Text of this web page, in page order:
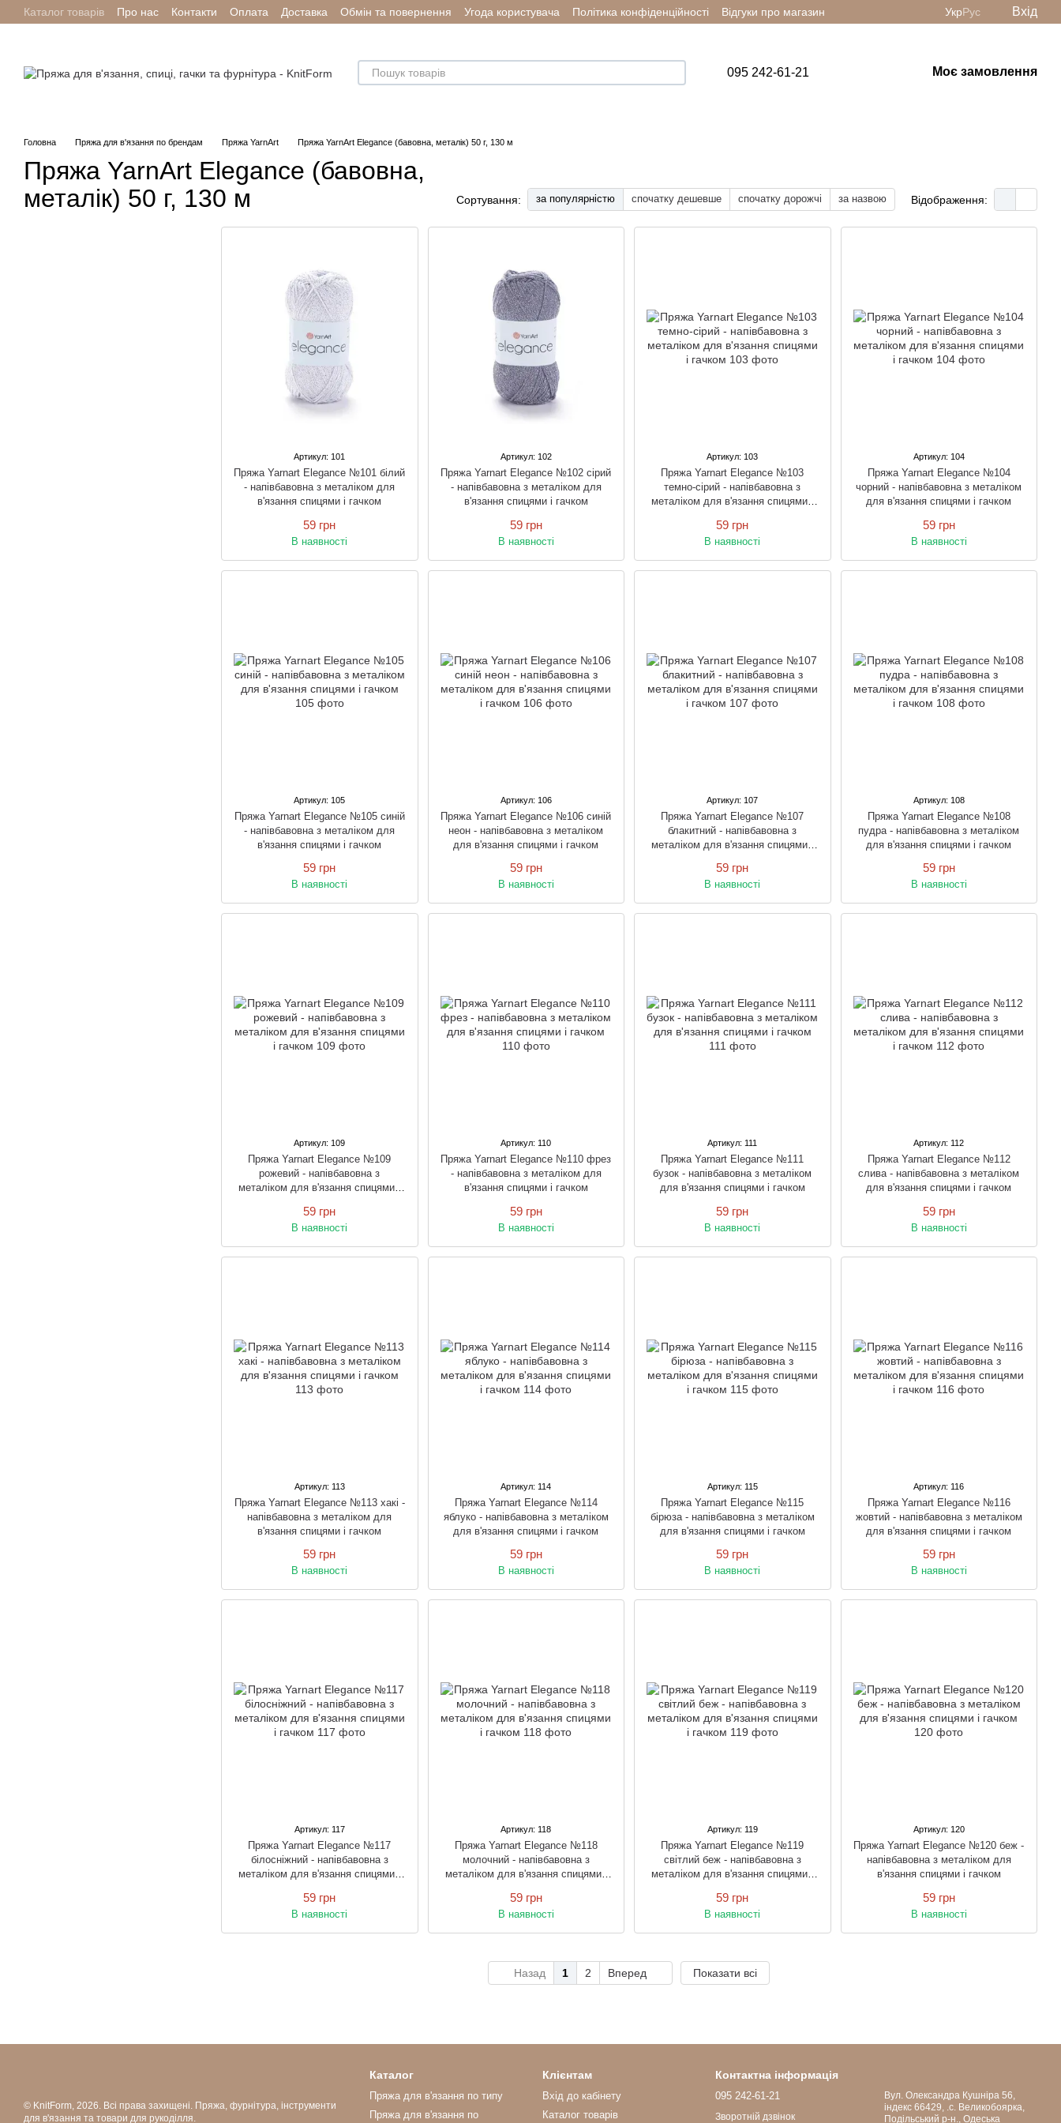
Перейти до основного контенту
Каталог товарів Про нас Контакти Оплата Доставка Обмін та повернення Угода користувача Політика конфіденційності Відгуки про магазин УкрРус Вхід
095 242-61-21 Моє замовлення
Головна Пряжа для в'язання по брендам Пряжа YarnArt Пряжа YarnArt Elegance (бавовна, металік) 50 г, 130 м
Пряжа YarnArt Elegance (бавовна,
металік) 50 г, 130 м
Сортування: за популярністю спочатку дешевше спочатку дорожчі за назвою Відображення:
Артикул: 101
Пряжа Yarnart Elegance №101 білий
- напівбавовна з металіком для
в'язання спицями і гачком
59 грн
В наявності
Артикул: 102
Пряжа Yarnart Elegance №102 сірий
- напівбавовна з металіком для
в'язання спицями і гачком
59 грн
В наявності
Артикул: 103
Пряжа Yarnart Elegance №103
темно-сірий - напівбавовна з
металіком для в'язання спицями і
59 грн
В наявності
Артикул: 104
Пряжа Yarnart Elegance №104
чорний - напівбавовна з металіком
для в'язання спицями і гачком
59 грн
В наявності
Артикул: 105
Пряжа Yarnart Elegance №105 синій
- напівбавовна з металіком для
в'язання спицями і гачком
59 грн
В наявності
Артикул: 106
Пряжа Yarnart Elegance №106 синій
неон - напівбавовна з металіком
для в'язання спицями і гачком
59 грн
В наявності
Артикул: 107
Пряжа Yarnart Elegance №107
блакитний - напівбавовна з
металіком для в'язання спицями і
59 грн
В наявності
Артикул: 108
Пряжа Yarnart Elegance №108
пудра - напівбавовна з металіком
для в'язання спицями і гачком
59 грн
В наявності
Артикул: 109
Пряжа Yarnart Elegance №109
рожевий - напівбавовна з
металіком для в'язання спицями і
59 грн
В наявності
Артикул: 110
Пряжа Yarnart Elegance №110 фрез
- напівбавовна з металіком для
в'язання спицями і гачком
59 грн
В наявності
Артикул: 111
Пряжа Yarnart Elegance №111
бузок - напівбавовна з металіком
для в'язання спицями і гачком
59 грн
В наявності
Артикул: 112
Пряжа Yarnart Elegance №112
слива - напівбавовна з металіком
для в'язання спицями і гачком
59 грн
В наявності
Артикул: 113
Пряжа Yarnart Elegance №113 хакі -
напівбавовна з металіком для
в'язання спицями і гачком
59 грн
В наявності
Артикул: 114
Пряжа Yarnart Elegance №114
яблуко - напівбавовна з металіком
для в'язання спицями і гачком
59 грн
В наявності
Артикул: 115
Пряжа Yarnart Elegance №115
бірюза - напівбавовна з металіком
для в'язання спицями і гачком
59 грн
В наявності
Артикул: 116
Пряжа Yarnart Elegance №116
жовтий - напівбавовна з металіком
для в'язання спицями і гачком
59 грн
В наявності
Артикул: 117
Пряжа Yarnart Elegance №117
білосніжний - напівбавовна з
металіком для в'язання спицями і
59 грн
В наявності
Артикул: 118
Пряжа Yarnart Elegance №118
молочний - напівбавовна з
металіком для в'язання спицями і
59 грн
В наявності
Артикул: 119
Пряжа Yarnart Elegance №119
світлий беж - напівбавовна з
металіком для в'язання спицями і
59 грн
В наявності
Артикул: 120
Пряжа Yarnart Elegance №120 беж -
напівбавовна з металіком для
в'язання спицями і гачком
59 грн
В наявності
Назад 1 2 Вперед Показати всі
© KnitForm, 2026. Всі права захищені. Пряжа, фурнітура, інструменти
для в'язання та товари для рукоділля.
Каталог
Пряжа для в'язання по типу
Пряжа для в'язання по
Клієнтам
Вхід до кабінету
Каталог товарів
Контактна інформація
095 242-61-21
Зворотній дзвінок
Вул. Олександра Кушніра 56,
індекс 66429, .с. Великобоярка,
Подільський р-н., Одеська